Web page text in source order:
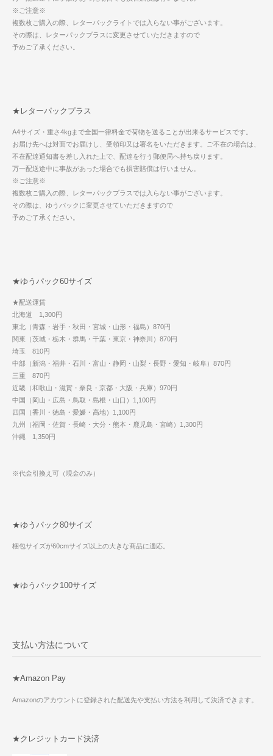
※ご注意※
複数枚ご購入の際、レターパックライトでは入らない事がございます。
その際は、レターパックプラスに変更させていただきますので
予めご了承ください。
★レターパックプラス
A4サイズ・重さ4kgまで全国一律料金で荷物を送ることが出来るサービスです。
お届け先へは対面でお届けし、受領印又は署名をいただきます。ご不在の場合は、
不在配達通知書を差し入れた上で、配達を行う郵便局へ持ち戻ります。
万一配送途中に事故があった場合でも損害賠償は行いません。
※ご注意※
複数枚ご購入の際、レターパックプラスでは入らない事がございます。
その際は、ゆうパックに変更させていただきますので
予めご了承ください。
★ゆうパック60サイズ
★配送運賃
北海道 1,300円
東北（青森・岩手・秋田・宮城・山形・福島）870円
関東（茨城・栃木・群馬・千葉・東京・神奈川）870円
埼玉 810円
中部（新潟・福井・石川・富山・静岡・山梨・長野・愛知・岐阜）870円
三重 870円
近畿（和歌山・滋賀・奈良・京都・大阪・兵庫）970円
中国（岡山・広島・鳥取・島根・山口）1,100円
四国（香川・徳島・愛媛・高地）1,100円
九州（福岡・佐賀・長崎・大分・熊本・鹿児島・宮崎）1,300円
沖縄 1,350円
※代金引換え可（現金のみ）
★ゆうパック80サイズ
梱包サイズが60cmサイズ以上の大きな商品に適応。
★ゆうパック100サイズ
支払い方法について
★Amazon Pay
Amazonのアカウントに登録された配送先や支払い方法を利用して決済できます。
★クレジットカード決済